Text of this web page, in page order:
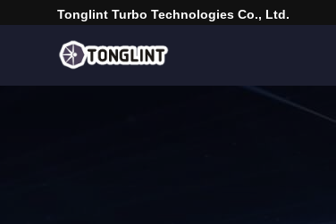
Tonglint Turbo Technologies Co., Ltd.